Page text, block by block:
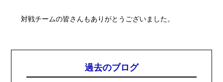
対戦チームの皆さんもありがとうございました。
過去のブログ